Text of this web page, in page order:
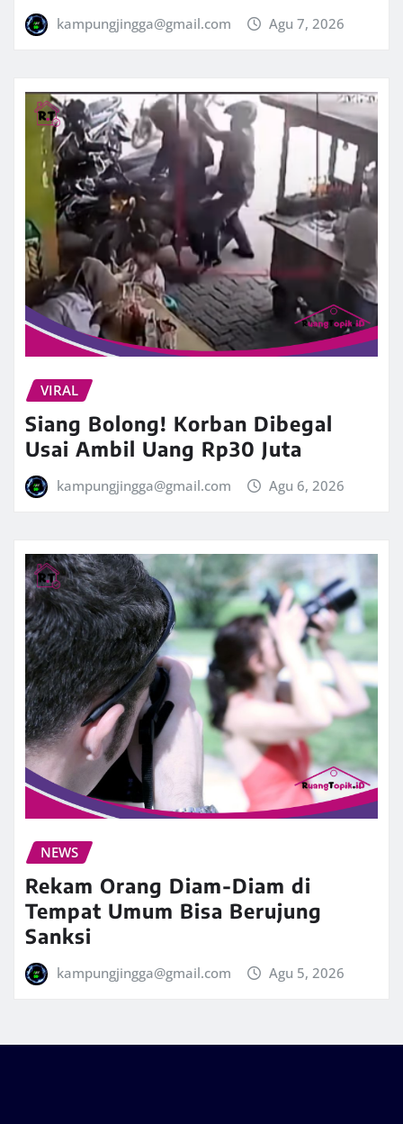
kampungjingga@gmail.com Agu 7, 2026
VIRAL
Siang Bolong! Korban Dibegal
Usai Ambil Uang Rp30 Juta
kampungjingga@gmail.com Agu 6, 2026
NEWS
Rekam Orang Diam-Diam di
Tempat Umum Bisa Berujung
Sanksi
kampungjingga@gmail.com Agu 5, 2026